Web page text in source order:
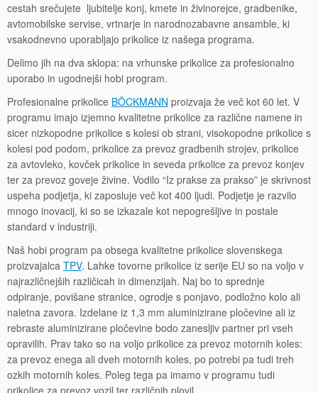
cestah srečujete ljubitelje konj, kmete in živinorejce, gradbenike,
avtomobilske servise, vrtnarje in narodnozabavne ansamble, ki
vsakodnevno uporabljajo prikolice iz našega programa.
Delimo jih na dva sklopa: na vrhunske prikolice za profesionalno
uporabo in ugodnejši hobi program.
Profesionalne prikolice BÖCKMANN proizvaja že več kot 60 let. V
programu imajo izjemno kvalitetne prikolice za različne namene in
sicer nizkopodne prikolice s kolesi ob strani, visokopodne prikolice s
kolesi pod podom, prikolice za prevoz gradbenih strojev, prikolice
za avtovleko, kovček prikolice in seveda prikolice za prevoz konjev
ter za prevoz goveje živine. Vodilo “Iz prakse za prakso” je skrivnost
uspeha podjetja, ki zaposluje več kot 400 ljudi. Podjetje je razvilo
mnogo inovacij, ki so se izkazale kot nepogrešljive in postale
standard v industriji.
Naš hobi program pa obsega kvalitetne prikolice slovenskega
proizvajalca TPV. Lahke tovorne prikolice iz serije EU so na voljo v
najrazličnejših različicah in dimenzijah. Naj bo to sprednje
odpiranje, povišane stranice, ogrodje s ponjavo, podložno kolo ali
naletna zavora. Izdelane iz 1,3 mm aluminizirane pločevine ali iz
rebraste aluminizirane pločevine bodo zanesljiv partner pri vseh
opravilih. Prav tako so na voljo prikolice za prevoz motornih koles:
za prevoz enega ali dveh motornih koles, po potrebi pa tudi treh
ozkih motornih koles. Poleg tega pa imamo v programu tudi
prikolice za prevoz vozil ter različnih plovil.